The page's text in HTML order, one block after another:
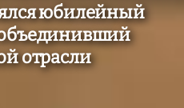
юбилейный
отрасли